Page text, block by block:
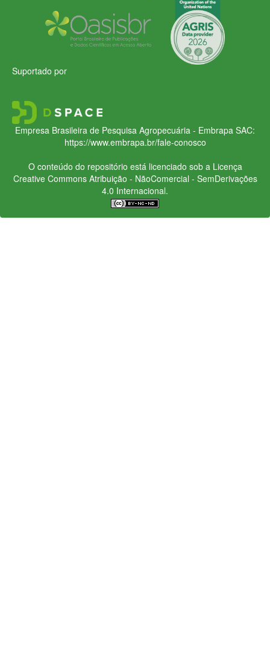
Suportado por
Empresa Brasileira de Pesquisa Agropecuária - Embrapa SAC:
https://www.embrapa.br/fale-conosco
O conteúdo do repositório está licenciado sob a Licença
Creative CommonsAtribuição - NãoComercial - SemDerivações
4.0 Internacional.